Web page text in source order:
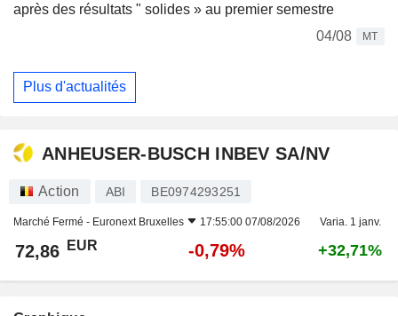
après des résultats " solides » au premier semestre
04/08
MT
Plus d'actualités
ANHEUSER-BUSCH INBEV SA/NV
Action ABI BE0974293251
Marché Fermé - Euronext Bruxelles 17:55:00 07/08/2026 Varia. 1 janv.
72,86 EUR -0,79% +32,71%